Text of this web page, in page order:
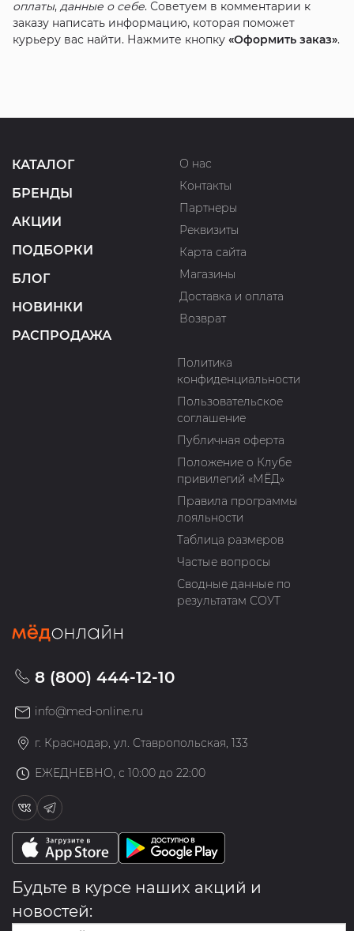
оплаты, данные о себе. Советуем в комментарии к
заказу написать информацию, которая поможет
курьеру вас найти. Нажмите кнопку «Оформить заказ».
КАТАЛОГ
БРЕНДЫ
АКЦИИ
ПОДБОРКИ
БЛОГ
НОВИНКИ
РАСПРОДАЖА
О нас
Контакты
Партнеры
Реквизиты
Карта сайта
Магазины
Доставка и оплата
Возврат
Политика
конфиденциальности
Пользовательское
соглашение
Публичная оферта
Положение о Клубе
привилегий «МЁД»
Правила программы
лояльности
Таблица размеров
Частые вопросы
Сводные данные по
результатам СОУТ
8 (800) 444-12-10
info@med-online.ru
г. Краснодар, ул. Ставропольская, 133
ЕЖЕДНЕВНО, с 10:00 до 22:00
Будьте в курсе наших акций и
новостей: